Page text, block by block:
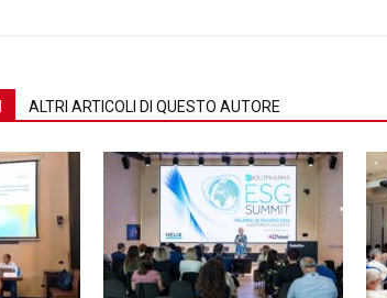
ALTRI ARTICOLI DI QUESTO AUTORE